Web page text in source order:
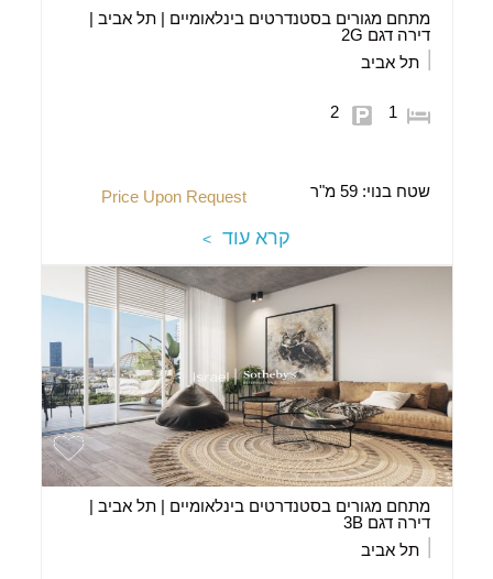
מתחם מגורים בסטנדרטים בינלאומיים | תל אביב |
דירה דגם 2G
תל אביב
1
2
שטח בנוי:59 מ"ר Price Upon Request
קרא עוד
מתחם מגורים בסטנדרטים בינלאומיים | תל אביב |
דירה דגם 3B
תל אביב